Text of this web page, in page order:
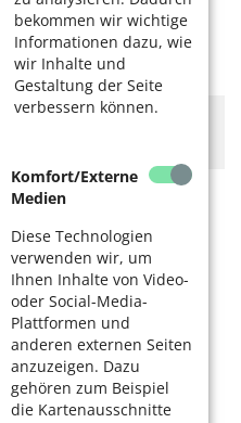
bekommen wir wichtige
Informationen dazu, wie
wir Inhalte und
Gestaltung der Seite
verbessern können.
Komfort/Externe
Medien
Diese Technologien
verwenden wir, um
Ihnen Inhalte von Video-
oder Social-Media-
Plattformen und
anderen externen Seiten
anzuzeigen. Dazu
gehören zum Beispiel
die Kartenausschnitte